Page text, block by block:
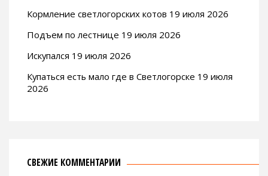
Кормление светлогорских котов 19 июля 2026
Подъем по лестнице 19 июля 2026
Искупался 19 июля 2026
Купаться есть мало где в Светлогорске 19 июля
2026
СВЕЖИЕ КОММЕНТАРИИ